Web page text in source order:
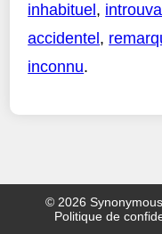
inhabituel ,
accidentel ,
inconnu.
© 2026
Politique de